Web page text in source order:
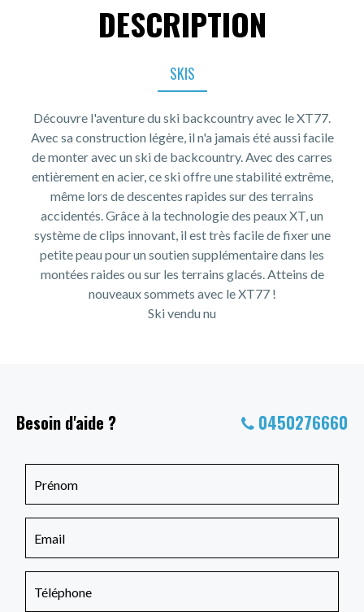
DESCRIPTION
SKIS
Découvre l'aventure du ski backcountry avec le XT77.
Avec sa construction légère, il n'a jamais été aussi facile
de monter avec un ski de backcountry. Avec des carres
entièrement en acier, ce ski offre une stabilité extrême,
même lors de descentes rapides sur des terrains
accidentés. Grâce à la technologie des peaux XT, un
système de clips innovant, il est très facile de fixer une
petite peau pour un soutien supplémentaire dans les
montées raides ou sur les terrains glacés. Atteins de
nouveaux sommets avec le XT77 !
Ski vendu nu
Besoin d'aide ? 0450276660